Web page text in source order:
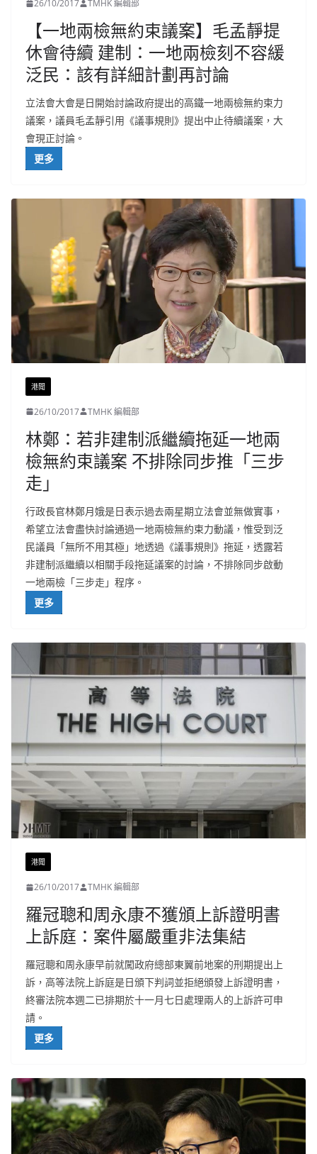
26/10/2017 TMHK 編輯部
【一地兩檢無約束議案】毛孟靜提
休會待續 建制：一地兩檢刻不容緩
泛民：該有詳細計劃再討論
立法會大會是日開始討論政府提出的高鐵一地兩檢無約束力
議案，議員毛孟靜引用《議事規則》提出中止待續議案，大
會現正討論。
更多
港聞
26/10/2017 TMHK 編輯部
林鄭：若非建制派繼續拖延一地兩
檢無約束議案 不排除同步推「三步
走」
行政長官林鄭月娥是日表示過去兩星期立法會並無做實事，
希望立法會盡快討論通過一地兩檢無約束力動議，惟受到泛
民議員「無所不用其極」地透過《議事規則》拖延，透露若
非建制派繼續以相關手段拖延議案的討論，不排除同步啟動
一地兩檢「三步走」程序。
更多
港聞
26/10/2017 TMHK 編輯部
羅冠聰和周永康不獲頒上訴證明書
上訴庭：案件屬嚴重非法集結
羅冠聰和周永康早前就闖政府總部東翼前地案的刑期提出上
訴，高等法院上訴庭是日頒下判詞並拒絕頒發上訴證明書，
終審法院本週二已排期於十一月七日處理兩人的上訴許可申
請。
更多